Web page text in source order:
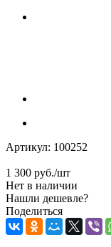
Артикул: 100252
1 300 руб./шт
Нет в наличии
Нашли дешевле?
Поделиться